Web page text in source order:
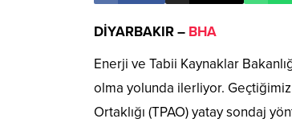
DİYARBAKIR – BHA
Enerji ve Tabii Kaynaklar
olma yolunda ilerliyor.
Ortaklığı (TPAO) yatay sondaj